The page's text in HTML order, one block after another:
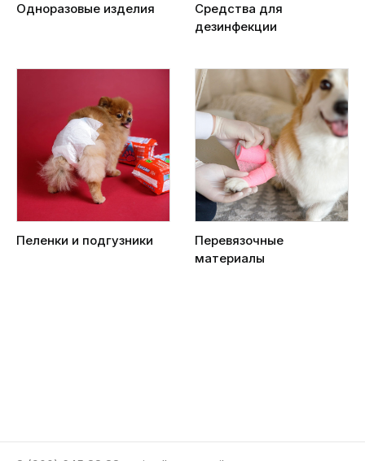
Одноразовые изделия
Средства для
дезинфекции
Пеленки и подгузники
Перевязочные
материалы